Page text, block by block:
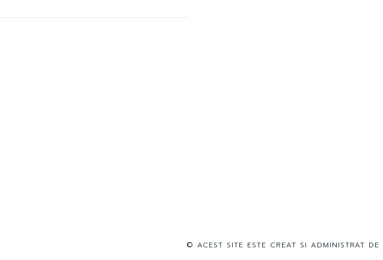
© ACEST SITE ESTE CREAT SI ADMINISTRAT DE